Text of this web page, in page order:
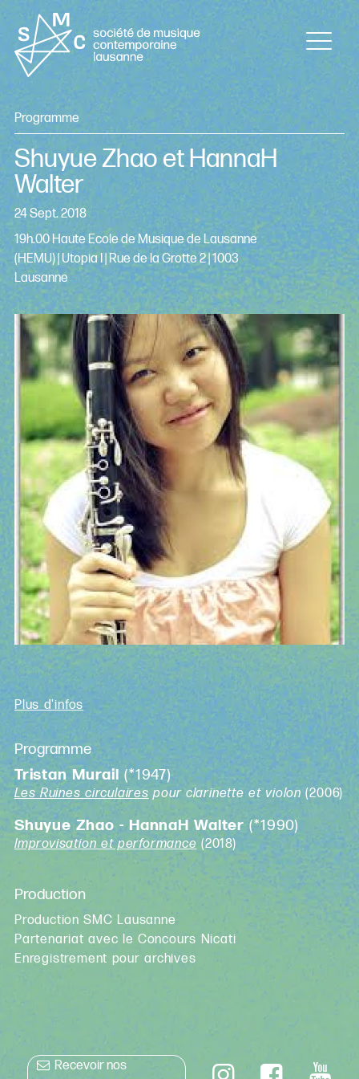
Programme
Shuyue Zhao et HannaH
Walter
24 Sept. 2018
19h.00 Haute Ecole de Musique de Lausanne
(HEMU) | Utopia I | Rue de la Grotte 2 | 1003
Lausanne
Plus d'infos
Programme
Tristan Murail(*1947)
Les Ruines circulaires pour clarinette et violon(2006)
Shuyue Zhao - HannaH Walter(*1990)
Improvisation et performance (2018)
Production
Production SMC Lausanne
Partenariat avec le Concours Nicati
Enregistrement pour archives
Recevoir nos